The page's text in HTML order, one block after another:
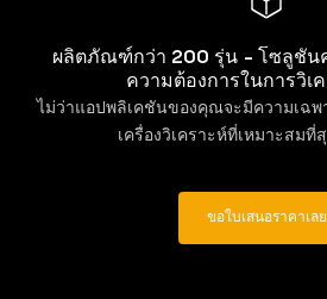
ผลิตภัณฑ์กว่า 200 รุ่น - โซลูชัน
ความต้องการในการวิเ
ไม่ว่าแอปพลิเคชันของคุณจะมีความเฉพ
เครื่องวิเคราะห์ที่เหมาะสม
ขอใบเสนอราคาเลย